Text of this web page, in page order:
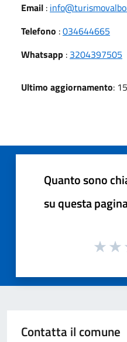
Email :
Telefono :034644665
Whatsapp : 3204397505
Ultimo aggiornamento:
Quanto sono
su questa
Contatta il comune